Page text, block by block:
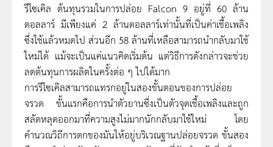
รีไซเคิล ต้นทุนรวมในการปล่อย Falcon 9 อยู่ที่ 60 ล้าน
ดอลลาร์ มีเพียงแค่ 2 ล้านดอลลาร์เท่านั้นที่เป็นค่าเชื้อเพลิง
ซึ่งใช้แล้วหมดไป ส่วนอีก 58 ล้านที่เหลือสามารถนำกลับมาใช้
ใหม่ได้ แม้จะเป็นแค่แนวคิดเริ่มต้น แต่วิธีการดังกล่าวจะช่วย
ลดต้นทุนการผลิตในครั้งต่อ ๆ ไปได้มาก
การรีไซเคิลสามารถแทรกอยู่ในสองขั้นตอนของการปล่อย
จรวด ขั้นแรกคือการนำตัวยานซึ่งเป็นตัวจุดเชื้อเพลิงและถูก
สลัดหลุดออกมาที่ความสูงไม่มากนักกลับมาใช้ใหม่ โดย
คำนวณวิถีการตกของมันให้อยู่บริเวณฐานปล่อยจรวด ขั้นสอง